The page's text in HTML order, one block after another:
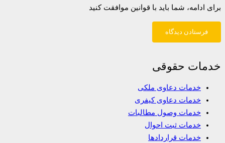
برای ادامه، شما باید با قوانین موافقت کنید
فرستادن دیدگاه
خدمات حقوقی
خدمات دعاوی ملکی
خدمات دعاوی کیفری
خدمات وصول مطالبات
خدمات ثبت احوال
خدمات قراردادها